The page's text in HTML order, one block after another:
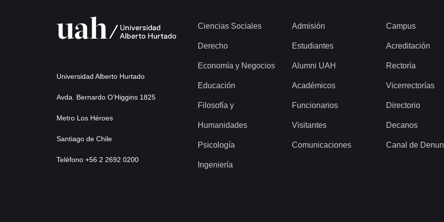
Universidad Alberto Hurtado
Avda. Bernardo O’Higgins 1825
Metro Los Héroes
Santiago de Chile
Teléfono +56 2 2692 0200
Ciencias Sociales
Derecho
Economía y Negocios
Educación
Filosofía y
Humanidades
Psicología
Ingeniería
Admisión
Estudiantes
Alumni UAH
Académicos
Funcionarios
Visitantes
Comunicaciones
Campus
Acreditación
Rectoría
Vicerrectorías
Directorio
Decanos
Canal de